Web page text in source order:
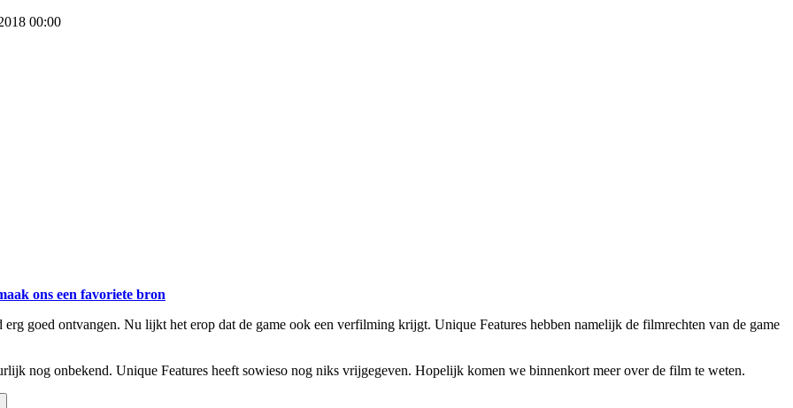
00:00
ons een favoriete bron
goed ontvangen. Nu lijkt het erop dat de game ook een verfilming krijgt. Unique Features hebben namelijk de filmrechten van de game
nog onbekend. Unique Features heeft sowieso nog niks vrijgegeven. Hopelijk komen we binnenkort meer over de film te weten.